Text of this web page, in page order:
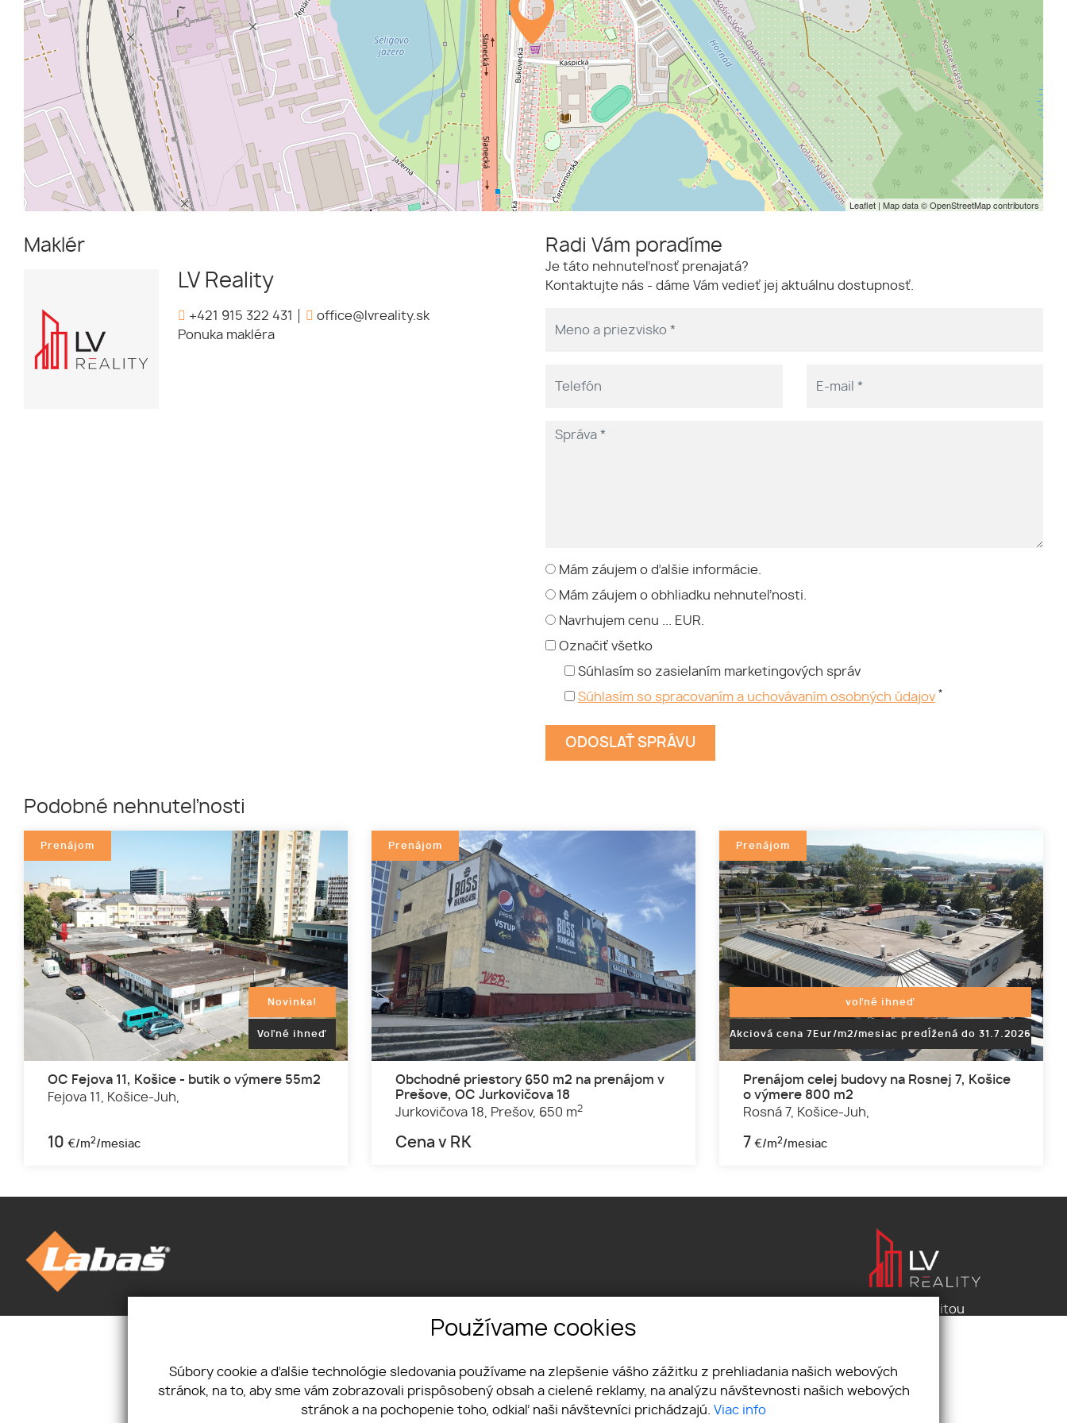
Leaflet | Map data ©OpenStreetMapcontributors
Maklér
LV Reality
+421 915 322 431
office@lvreality.sk
Ponuka makléra
Radi Vám poradíme
Je táto nehnuteľnosť prenajatá?
Kontaktujte nás - dáme Vám vedieť jej aktuálnu dostupnosť.
Mám záujem o ďalšie informácie.
Mám záujem o obhliadku nehnuteľnosti.
Navrhujem cenu ... EUR.
Označiť všetko
Súhlasím so zasielaním marketingových správ
Súhlasím so spracovaním a uchovávaním osobných údajov *
Podobné nehnuteľnosti
Prenájom
Novinka!
Voľné ihneď
OC Fejova 11, Košice - butik o výmere 55m2
Fejova 11,
Košice-Juh,
10 €/m2/mesiac
Prenájom
Obchodné priestory 650 m2 na prenájom v
Prešove, OC Jurkovičova 18
Jurkovičova 18,
Prešov, 650 m2
Cena v RK
Prenájom
voľné ihneď
Akciová cena 7Eur/m2/mesiac predĺžená do 31.7.2026
Prenájom celej budovy na Rosnej 7, Košice
o výmere 800 m2
Rosná 7, Košice-Juh,
7 €/m2/mesiac
Mám záujem
Ponúkam
Textilná 1, 04012 Košice
office@lvreality.sk
Pod záštitou
Používame cookies
Súbory cookie a ďalšie technológie sledovania používame na zlepšenie vášho zážitku z prehliadania našich webových
stránok, na to, aby sme vám zobrazovali prispôsobený obsah a cielené reklamy, na analýzu návštevnosti našich webových
stránok a na pochopenie toho, odkiaľ naši návštevníci prichádzajú. Viac info